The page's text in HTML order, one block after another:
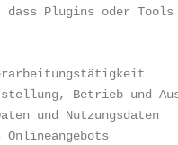
dass Plugins oder
Betrieb und
und Nutzungsdaten